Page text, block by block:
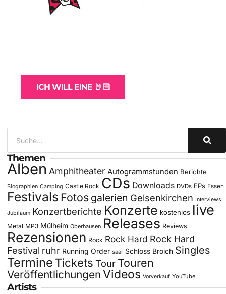
ICH WILL EINE 🤘🏻
Themen
Alben Amphitheater Autogrammstunden Berichte
Biographien Camping Castle Rock CDs Downloads DVDs EPs Essen
Festivals Fotos galerien Gelsenkirchen Interviews
Jubiläum Konzertberichte Konzerte kostenlos live
Metal MP3 Mülheim Oberhausen Releases Reviews
Rezensionen Rock Rock Hard Rock Hard
Festival ruhr Running Order saar Schloss Broich Singles
Termine Tickets Tour Touren
Veröffentlichungen Videos Vorverkauf YouTube
Artists